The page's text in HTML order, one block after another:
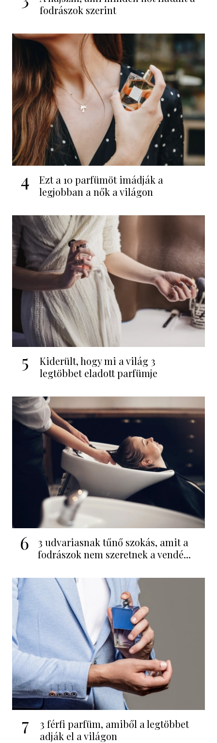
fodrászok szerint
4
Ezt a 10 parfümöt imádják a
legjobban a nők a világon
5
Kiderült, hogy mi a világ 3
legtöbbet eladott parfümje
6
3 udvariasnak tűnő szokás, amit a
fodrászok nem szeretnek a vendé...
7
3 férfi parfüm, amiből a legtöbbet
adják el a világon